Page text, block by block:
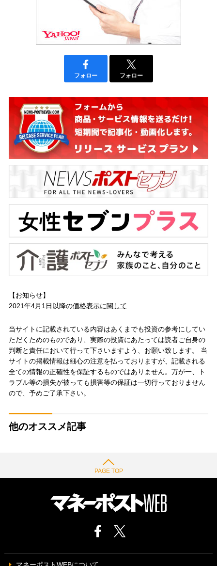
フォロー フォロー
【お知らせ】
2021年4月1日以降の価格表示に関して
当サイトに記載されている内容はあくまでも投資の参考にしてい
ただくためのものであり、実際の投資にあたっては読者ご自身の
判断と責任において行って下さいますよう、お願い致します。 当
サイトの掲載情報は細心の注意を払っておりますが、記載される
全ての情報の正確性を保証するものではありません。万が一、ト
ラブル等の損失が被っても損害等の保証は一切行っておりません
ので、予めご了承下さい。
他のオススメ記事
PAGE TOP
マネーポストWEBについて